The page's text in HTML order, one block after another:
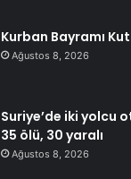
Kurban Bayramı
Ağustos 8, 2026
Suriye’de iki yolcu
35 ölü, 30 yaralı
Ağustos 8, 2026